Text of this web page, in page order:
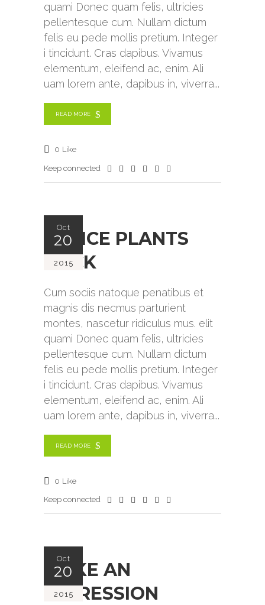
quami Donec quam felis, ultricies
pellentesque cum. Nullam dictum
felis eu pede mollis pretium. Integer
i tincidunt. Cras dapibus. Vivamus
elementum, eleifend ac, enim. Ali
uam lorem ante, dapibus in, viverra
READ MORE
0 Like
Keep connected
Oct
20
2015
OFFICE PLANTS
ROCK
Cum sociis natoque penatibus et
magnis dis necmus parturient
montes, nascetur ridiculus mus. elit
quami Donec quam felis, ultricies
pellentesque cum. Nullam dictum
felis eu pede mollis pretium. Integer
i tincidunt. Cras dapibus. Vivamus
elementum, eleifend ac, enim. Ali
uam lorem ante, dapibus in, viverra
READ MORE
0 Like
Keep connected
Oct
20
2015
MAKE AN
IMPRESSION